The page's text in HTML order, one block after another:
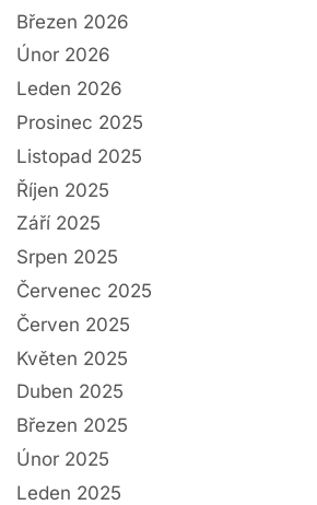
Březen 2026
Únor 2026
Leden 2026
Prosinec 2025
Listopad 2025
Říjen 2025
Září 2025
Srpen 2025
Červenec 2025
Červen 2025
Květen 2025
Duben 2025
Březen 2025
Únor 2025
Leden 2025